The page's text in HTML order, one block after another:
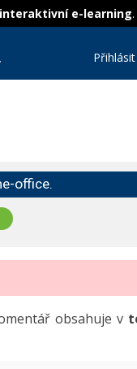
interaktivní e-learning.
Přihlásit
office.
obsahuje v